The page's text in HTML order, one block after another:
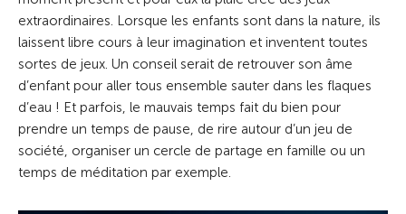
extraordinaires. Lorsque les enfants sont dans la nature, ils
laissent libre cours à leur imagination et inventent toutes
sortes de jeux. Un conseil serait de retrouver son âme
d’enfant pour aller tous ensemble sauter dans les flaques
d’eau ! Et parfois, le mauvais temps fait du bien pour
prendre un temps de pause, de rire autour d’un jeu de
société, organiser un cercle de partage en famille ou un
temps de méditation par exemple.